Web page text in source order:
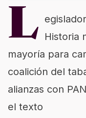
L Historia
mayoría para
coalición del
alianzas con
el texto